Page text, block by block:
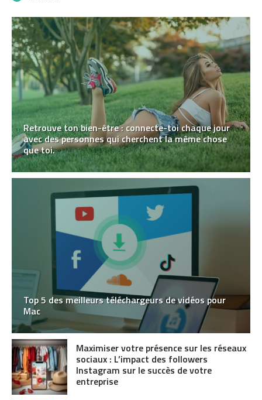
Retrouve ton bien-être : connecte-toi chaque jour
avec des personnes qui cherchent la même chose
que toi.
Top 5 des meilleurs téléchargeurs de vidéos pour
Mac
Maximiser votre présence sur les réseaux
sociaux : L’impact des followers
Instagram sur le succès de votre
entreprise